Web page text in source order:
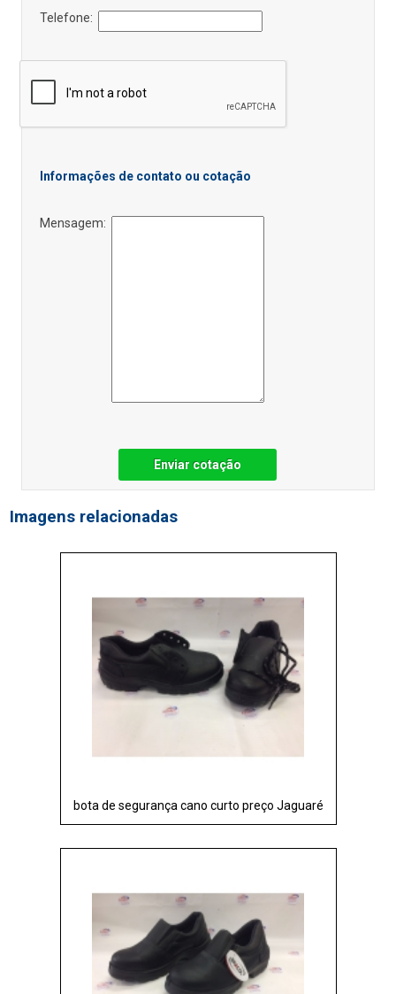
Telefone:
Informações de contato ou cotação
Mensagem:
Enviar cotação
Imagens relacionadas
bota de segurança cano curto preço Jaguaré